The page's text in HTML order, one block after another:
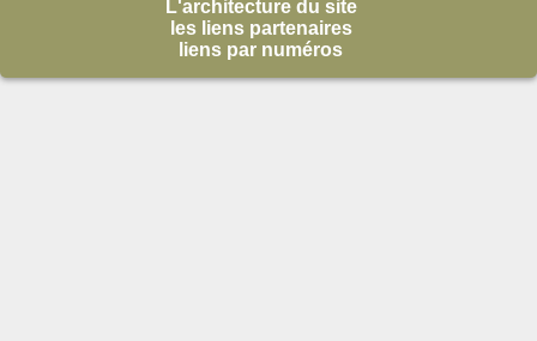
L'architecture du site
les liens partenaires
liens par numéros